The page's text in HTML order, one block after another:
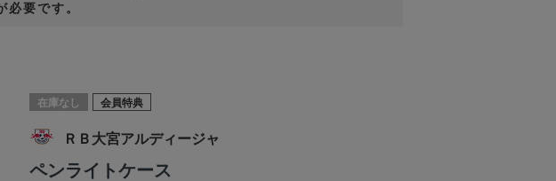
必要です。
在庫なし 会員特典
ＲＢ大宮アルディージャ
ペンライトケース